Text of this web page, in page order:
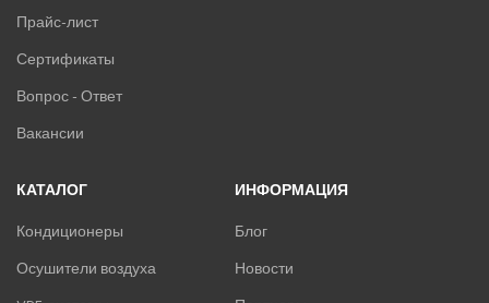
Прайс-лист
Сертификаты
Вопрос - Ответ
Вакансии
КАТАЛОГ
Кондиционеры
Осушители воздуха
ИНФОРМАЦИЯ
Блог
Новости